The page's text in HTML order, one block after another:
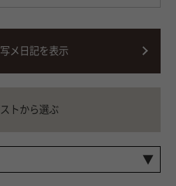
メ日記を表示
トから選ぶ